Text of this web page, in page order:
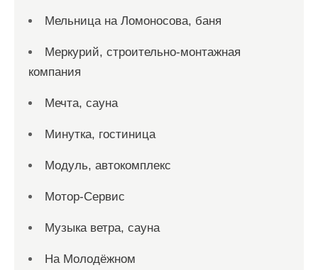
Мельница на Ломоносова, баня
Меркурий, строительно-монтажная
компания
Мечта, сауна
Минутка, гостиница
Модуль, автокомплекс
Мотор-Сервис
Музыка ветра, сауна
На Молодёжном